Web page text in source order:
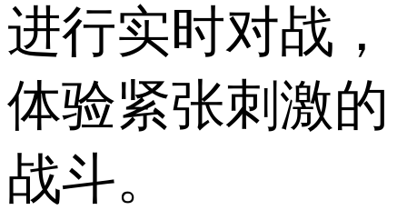
进行实时对战，
体验紧张刺激的
战斗。